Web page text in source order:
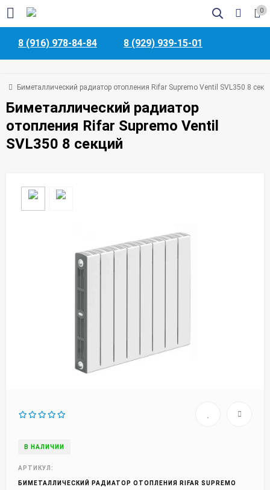
0
8 (916) 978-84-84 8 (929) 939-15-01
Биметаллический радиатор отопления Rifar Supremo Ventil SVL350 8
Биметаллический радиатор
отопления Rifar Supremo Ventil
SVL350 8 секций
В НАЛИЧИИ
АРТИКУЛ:
БИМЕТАЛЛИЧЕСКИЙ РАДИАТОР ОТОПЛЕНИЯ RIFAR SUPREMO